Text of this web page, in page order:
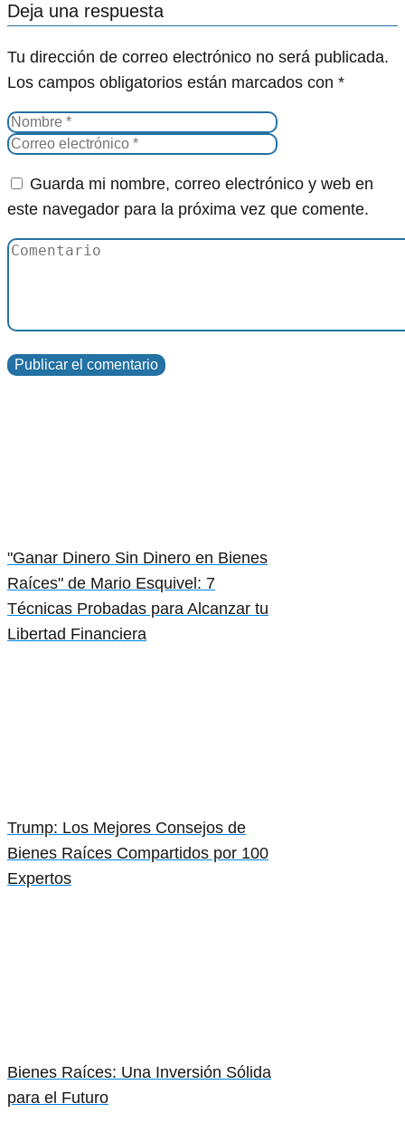
Deja una respuesta
Tu dirección de correo electrónico no será publicada.
Los campos obligatorios están marcados con *
Guarda mi nombre, correo electrónico y web en
este navegador para la próxima vez que comente.
"Ganar Dinero Sin Dinero en Bienes
Raíces" de Mario Esquivel: 7
Técnicas Probadas para Alcanzar tu
Libertad Financiera
Trump: Los Mejores Consejos de
Bienes Raíces Compartidos por 100
Expertos
Bienes Raíces: Una Inversión Sólida
para el Futuro